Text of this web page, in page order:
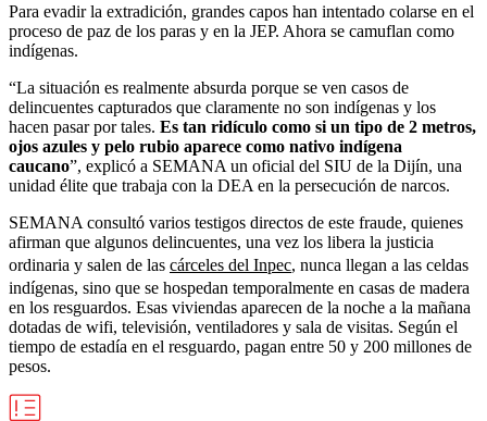
Para evadir la extradición, grandes capos han intentado colarse en el
proceso de paz de los paras y en la JEP. Ahora se camuflan como
indígenas.
“La situación es realmente absurda porque se ven casos de
delincuentes capturados que claramente no son indígenas y los
hacen pasar por tales. Es tan ridículo como si un tipo de 2 metros,
ojos azules y pelo rubio aparece como nativo indígena
caucano”, explicó a SEMANA un oficial del SIU de la Dijín, una
unidad élite que trabaja con la DEA en la persecución de narcos.
SEMANA consultó varios testigos directos de este fraude, quienes
afirman que algunos delincuentes, una vez los libera la justicia
ordinaria y salen de las cárceles del Inpec, nunca llegan a las celdas
indígenas, sino que se hospedan temporalmente en casas de madera
en los resguardos. Esas viviendas aparecen de la noche a la mañana
dotadas de wifi, televisión, ventiladores y sala de visitas. Según el
tiempo de estadía en el resguardo, pagan entre 50 y 200 millones de
pesos.